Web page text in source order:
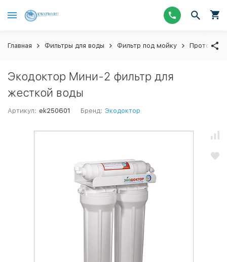
Главная Фильтры для воды Фильтр под мойку Проточный
Экодоктор Мини-2 фильтр для
жесткой воды
Артикул: ek250601 Бренд: Экодоктор